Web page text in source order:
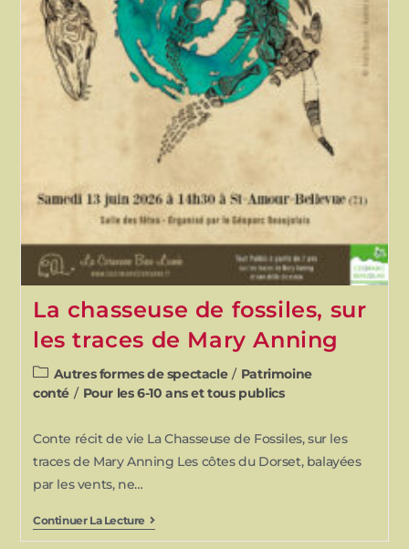
La chasseuse de fossiles, sur
les traces de Mary Anning
Autres formes de spectacle / Patrimoine
conté / Pour les 6-10 ans et tous publics
Conte récit de vie La Chasseuse de Fossiles, sur les
traces de Mary Anning Les côtes du Dorset, balayées
par les vents, ne…
Continuer La Lecture